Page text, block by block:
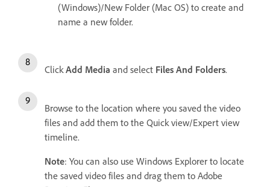
(Windows)/New Folder (Mac OS) to create and
name a new folder.
ClickAdd Media and select Files And Folders.
Browse to the location where you saved the video
files and add them to the Quick view/Expert view
timeline.
Note: You can also use Windows Explorer to locate
the saved video files and drag them to Adobe